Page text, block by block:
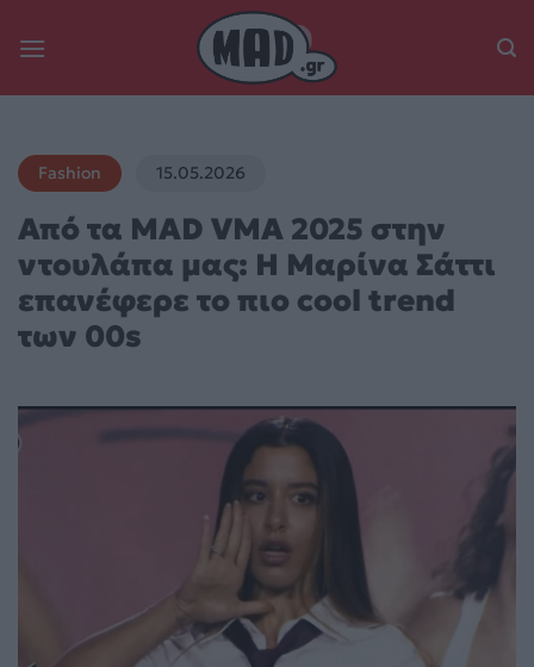
Fashion 15.05.2026
Από τα MAD VMA 2025 στην
ντουλάπα μας: Η Μαρίνα Σάττι
επανέφερε το πιο cool trend
των 00s